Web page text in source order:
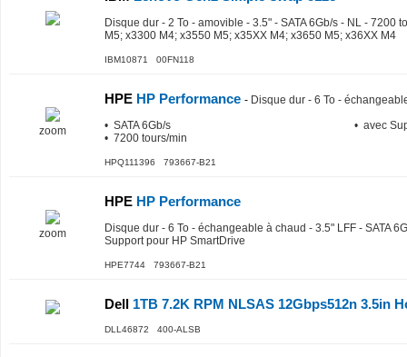
Disque dur - 2 To - amovible - 3.5" - SATA 6Gb/s - NL - 7200
M5; x3300 M4; x3550 M5; x35XX M4; x3650 M5; x36XX M4
IBM10871 00FN118
zoom
HPE HP Performance - Disque dur - 6 To -
• SATA 6Gb/s
• 7200 tours/min
• avec
HPQ111396 793667-B21
zoom
HPE HP Performance
Disque dur - 6 To - échangeable à chaud - 3.5" LFF - SATA
Support pour HP SmartDrive
HPE7744 793667-B21
Dell 1TB 7.2K RPM NLSAS 12Gbps512n 3.5in
DLL46872 400-ALSB